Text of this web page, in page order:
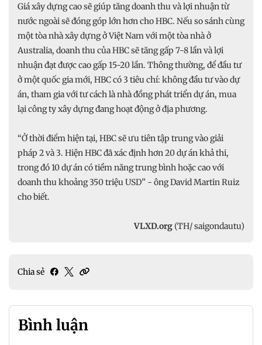
Giá xây dựng cao sẽ giúp tăng doanh thu và lợi nhuận từ
nước ngoài sẽ đóng góp lớn hơn cho HBC. Nếu so sánh cùng
một tòa nhà xây dựng ở Việt Nam với một tòa nhà ở
Australia, doanh thu của HBC sẽ tăng gấp 7-8 lần và lợi
nhuận đạt được cao gấp 15-20 lần. Thông thường, để đầu tư
ở một quốc gia mới, HBC có 3 tiêu chí: không đầu tư vào dự
án, tham gia với tư cách là nhà đồng phát triển dự án, mua
lại công ty xây dựng đang hoạt động ở địa phương.
“Ở thời điểm hiện tại, HBC sẽ ưu tiên tập trung vào giải
pháp 2 và 3. Hiện HBC đã xác định hơn 20 dự án khả thi,
trong đó 10 dự án có tiềm năng trung bình hoặc cao với
doanh thu khoảng 350 triệu USD” - ông David Martin Ruiz
cho biết.
VLXD.org (TH/ saigondautu)
Chia sẻ
Bình luận